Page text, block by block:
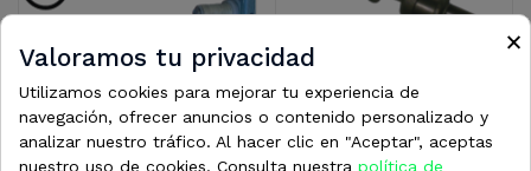
0243600
0243342
×
Valoramos tu privacidad
Utilizamos cookies para mejorar tu experiencia de
navegación, ofrecer anuncios o contenido personalizado y
analizar nuestro tráfico. Al hacer clic en "Aceptar", aceptas
nuestro uso de cookies. Consulta nuestra política de